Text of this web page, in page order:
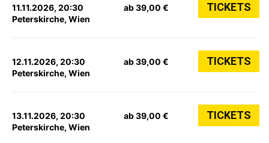
11.11.2026, 20:30
Peterskirche, Wien
ab 39,00 € TICKETS
12.11.2026, 20:30
Peterskirche, Wien
ab 39,00 € TICKETS
13.11.2026, 20:30
Peterskirche, Wien
ab 39,00 € TICKETS